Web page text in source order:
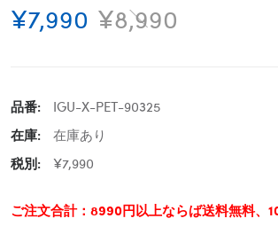
¥7,990 ¥8,990
品番:
IGU-X-PET-90325
在庫:
在庫あり
税別:
¥7,990
ご注文合計：8990円以上ならば送料無料、